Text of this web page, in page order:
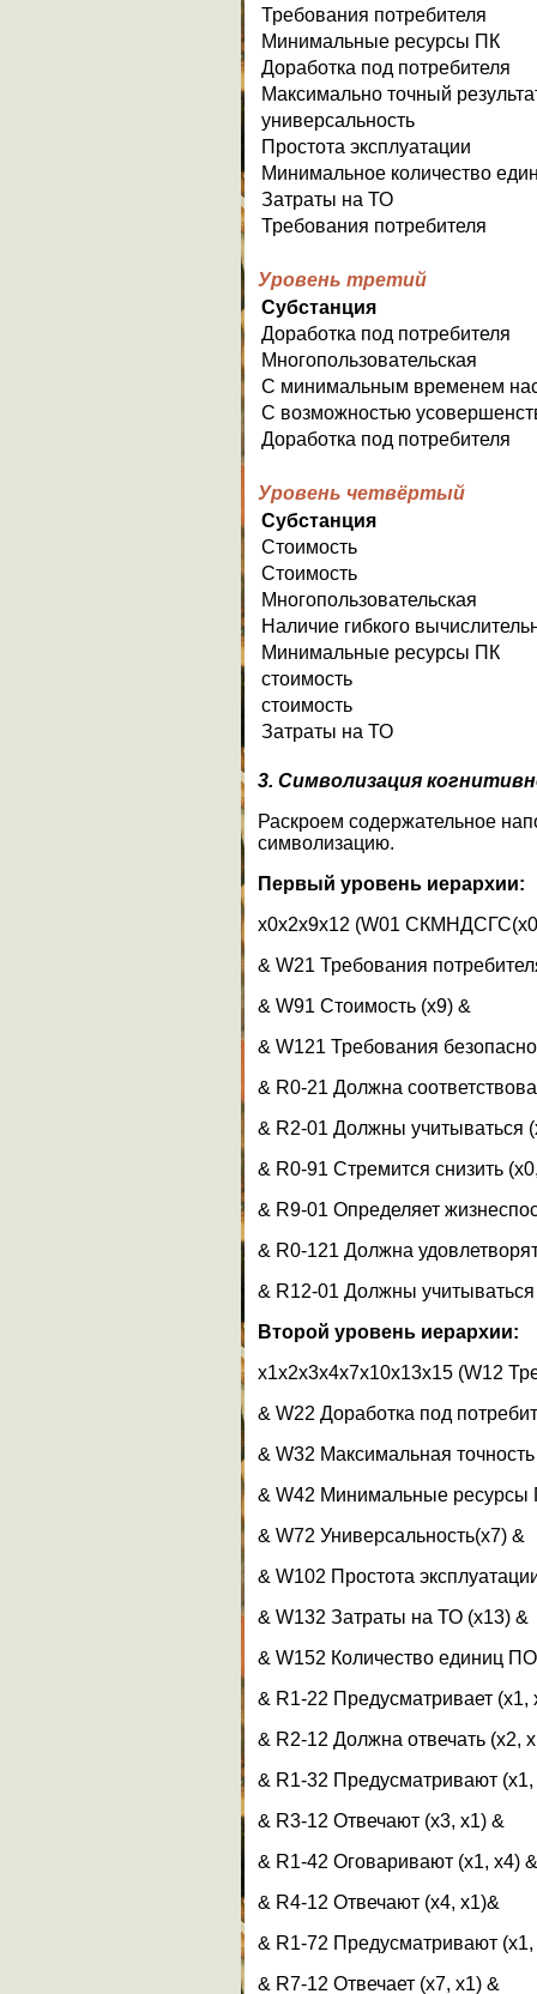
Требования потребителя
Минимальные ресурсы ПК
Доработка под потребителя
Максимально точный
универсальность
Простота эксплуатации
Минимальное количество
Затраты на ТО
Требования потребителя
Уровень третий
Субстанция
Доработка под потребителя
Многопользовательская
С минимальным временем
С возможностью
Доработка под потребителя
Уровень четвёртый
Субстанция
Стоимость
Стоимость
Многопользовательская
Наличие гибкого
Минимальные ресурсы ПК
стоимость
стоимость
Затраты на ТО
3. Символизация
Раскроем содержательное
символизацию.
Первый уровень иерархии:
x0x2x9x12 (W01
& W21 Требования
& W91 Стоимость (x9) &
& W121 Требования
& R0-21 Должна
& R2-01 Должны учитываться
& R0-91 Стремится снизить
& R9-01 Определяет
& R0-121 Должна
& R12-01 Должны учитываться
Второй уровень иерархии:
x1x2x3x4x7x10x13x15 (W12
& W22 Доработка под
& W32 Максимальная
& W42 Минимальные ресурсы
& W72 Универсальность(x7) &
& W102 Простота
& W132 Затраты на ТО (x13) &
& W152 Количество единиц
& R1-22 Предусматривает (x1,
& R2-12 Должна отвечать (x2,
& R1-32 Предусматривают (x1,
& R3-12 Отвечают (x3, x1) &
& R1-42 Оговаривают (x1, x4) &
& R4-12 Отвечают (x4, x1)&
& R1-72 Предусматривают (x1,
& R7-12 Отвечает (x7, x1) &